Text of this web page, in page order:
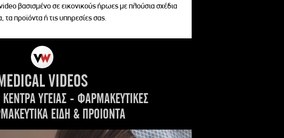
βασισμένο σε εικονικούς ήρωες με πλούσια σχέδια
τα προϊόντα ή τις υπηρεσίες σας.
VIDEOS
ΥΓΕΙΑΣ - ΦΑΡΜΑΚΕΥΤΙΚΕΣ
ΕΙΔΗ & ΠΡΟΙΟΝΤΑ